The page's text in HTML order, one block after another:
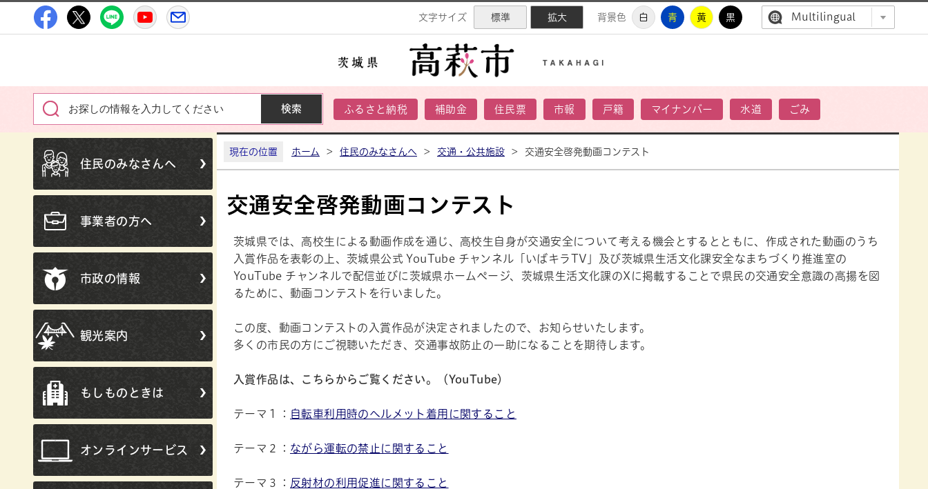
高萩市公式Facebook
高萩市公式X高萩市公式LINE
高萩市YouTube公式チャンネル 文字サイズ 標準 拡大 背景色 白 青 黄 黒 Multilingual
ふるさと納税 補助金 住民票 市報 戸籍 マイナンバー 水道 ごみ
住民のみなさんへ
事業者の方へ
市政の情報
観光案内
もしものときは
オンラインサービス
現在の位置 ホーム > 住民のみなさんへ > 交通・公共施設 > 交通安全啓発動画コンテスト
交通安全啓発動画コンテスト
茨城県では、高校生による動画作成を通じ、高校生自身が交通安全について考える機会とするとともに、作成された動画のうち
入賞作品を表彰の上、茨城県公式 YouTube チャンネル「いばキラTV」及び茨城県生活文化課安全なまちづくり推進室の
YouTube チャンネルで配信並びに茨城県ホームページ、茨城県生活文化課のX に掲載することで県民の交通安全意識の高揚を図
るために、動画コンテストを行いました。
この度、動画コンテストの入賞作品が決定されましたので、お知らせいたします。
多くの市民の方にご視聴いただき、交通事故防止の一助になることを期待します。
入賞作品は、こちらからご覧ください。（YouTube）
テーマ１： 自転車利用時のヘルメット着用に関すること
テーマ２： ながら運転の禁止に関すること
テーマ３： 反射材の利用促進に関すること